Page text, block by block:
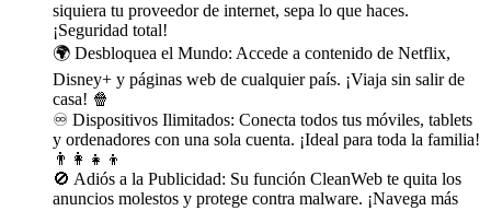
siquiera tu proveedor de internet, sepa lo que haces.
¡Seguridad total!
🌍 Desbloquea el Mundo: Accede a contenido de Netflix,
Disney+ y páginas web de cualquier país. ¡Viaja sin salir de
casa! 🍿
♾️ Dispositivos Ilimitados: Conecta todos tus móviles, tablets
y ordenadores con una sola cuenta. ¡Ideal para toda la familia!
👨‍👩‍👧‍👦
🚫 Adiós a la Publicidad: Su función CleanWeb te quita los
anuncios molestos y protege contra malware. ¡Navega más